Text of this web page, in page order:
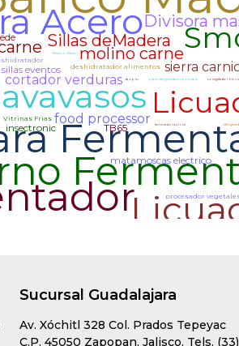
Sucursal Guadalajara
Av. Xóchitl 328 Col. Prados Tepeyac
C.P. 45050 Zapopan, Jalisco. Tels. (33)